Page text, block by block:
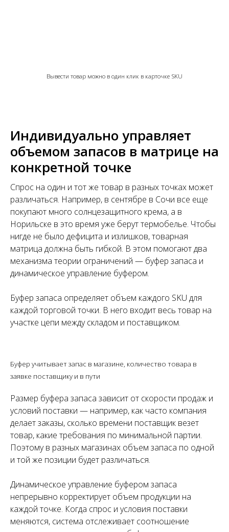
Вывести товар можно в один клик в карточке SKU
Индивидуально управляет
объемом запасов в матрице на
конкретной точке
Спрос на один и тот же товар в разных точках может
различаться. Например, в сентябре в Сочи все еще
покупают много солнцезащитного крема, а в
Норильске в это время уже берут термобелье. Чтобы
нигде не было дефицита и излишков, товарная
матрица должна быть гибкой. В этом помогают два
механизма теории ограничений — буфер запаса и
динамическое управление буфером.
Буфер запаса определяет объем каждого SKU для
каждой торговой точки. В него входит весь товар на
участке цепи между складом и поставщиком.
Буфер учитывает запас в магазине, количество товара в
заявке поставщику и в пути
Размер буфера запаса зависит от скорости продаж и
условий поставки — например, как часто компания
делает заказы, сколько времени поставщик везет
товар, какие требования по минимальной партии.
Поэтому в разных магазинах объем запаса по одной
и той же позиции будет различаться.
Динамическое управление буфером запаса
непрерывно корректирует объем продукции на
каждой точке. Когда спрос и условия поставки
меняются, система отслеживает соотношение